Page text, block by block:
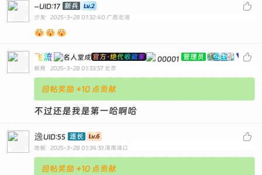

-UID:17 新兵
沙发 2025-3-28 01:32:40 广西北海

飞流 官方·绝代收藏家 00001 管理员
板凳 2025-3-28 01:33:57 北京
回帖奖励 +10 点贡献
不过还是我是第一哈啊哈

逸UID:55 连长
地板 2025-3-28 01:34:51 海南海口
回帖奖励 +10 点贡献